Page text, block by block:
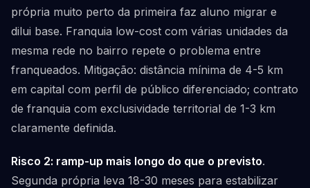
própria muito perto da primeira faz aluno migrar e
dilui base. Franquia low-cost com várias unidades da
mesma rede no bairro repete o problema entre
franqueados. Mitigação: distância mínima de 4-5 km
em capital com perfil de público diferenciado; contrato
de franquia com exclusividade territorial de 1-3 km
claramente definida.
Risco 2: ramp-up mais longo do que o previsto.
Segunda própria leva 18-30 meses para estabilizar